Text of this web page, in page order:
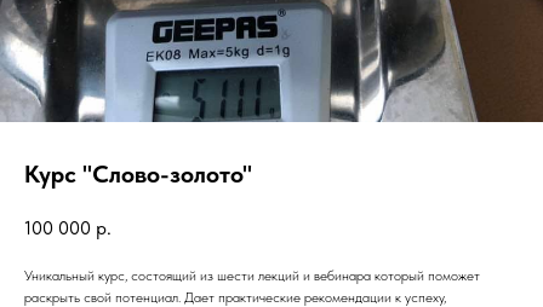
Курс "Слово-золото"
100 000 р.
Уникальный курс, состоящий из шести лекций и вебинара который поможет
раскрыть свой потенциал. Дает практические рекомендации к успеху,